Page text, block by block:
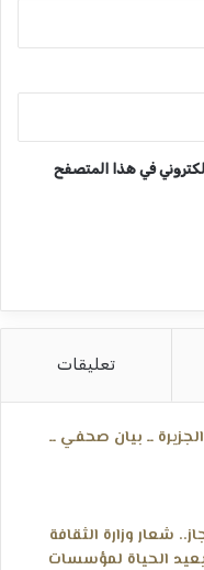
في هذا المتصفح
تعليقات
ــ بيان صحفي ــ
شعار وزارة الثقافة
يعيد الحياة لمؤسسات